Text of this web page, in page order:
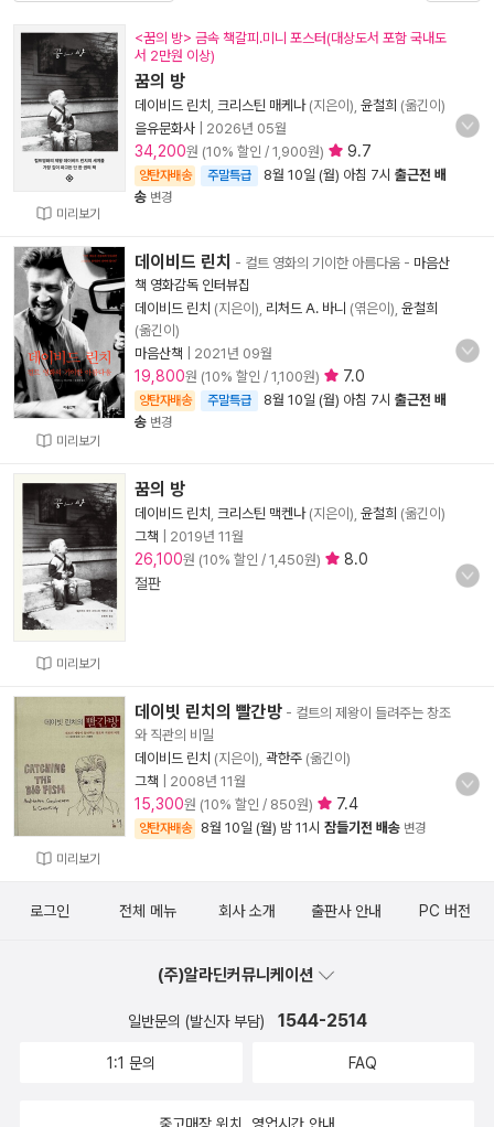
미리보기
<꿈의 방> 금속 책갈피.미니 포스터(대상도서 포함 국내도
서 2만원 이상)
꿈의 방
데이비드 린치 크리스틴 매케나(지은이), 윤철희 (옮긴이)
을유문화사
2026년 05월
34,200원 (10% 할인 / 1,900원) 9.7
양탄자배송 주말특급 8월 10일 (월) 아침 7시 출근전 배
송 변경
미리보기
데이비드 린치 - 컬트 영화의 기이한 아름다움 - 마음산
책 영화감독 인터뷰집
데이비드 린치 (지은이), 리처드 A. 바니 (엮은이), 윤철희
(옮긴이)
마음산책
2021년 09월
19,800원 (10% 할인 / 1,100원) 7.0
양탄자배송 주말특급 8월 10일 (월) 아침 7시 출근전 배
송 변경
미리보기
꿈의 방
데이비드 린치 크리스틴 맥켄나(지은이), 윤철희 (옮긴이)
그책
2019년 11월
26,100원 (10% 할인 / 1,450원)
8.0
절판
미리보기
데이빗 린치의 빨간방 - 컬트의 제왕이 들려주는 창조
와 직관의 비밀
데이비드 린치 (지은이), 곽한주 (옮긴이)
그책
2008년 11월
15,300원 (10% 할인 / 850원) 7.4
양탄자배송 8월 10일 (월) 밤 11시 잠들기전 배송 변경
로그인 전체 메뉴 회사 소개 출판사 안내 PC 버전
(주)알라딘커뮤니케이션
일반문의 (발신자 부담) 1544-2514
1:1 문의 FAQ